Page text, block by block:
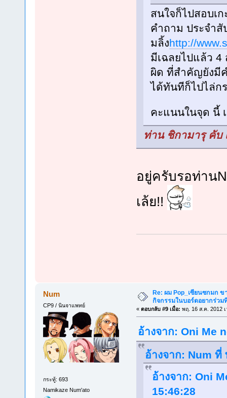
สนใจก็ไปสอบเ
คำถาม ประจำ
มลิ้งhttp://
มีเฉลยไปแล้ว
ผิด ที่สำคัญยังมี
ได้ทันทีก็ไปไล่ก
คะแนนในจุด นี้
ท่าน ชิกามารุ คับ
อยู่ครับรอท่าน
เล้ย!!
Num
CP9 / นินจาแพทย์
กระทู้: 693
Namikaze Num'ato
Re: ผม Pop_เซียนซกมก
กิจกรรมในบอร์ดอยากร่ว
« ตอบกลับ #9 เมื่อ: พฤ. 16 ส.ค. 2012
อ้างจาก: Oni Me
อ้างจาก: Num ที่
อ้างจาก: Oni
15:46:28